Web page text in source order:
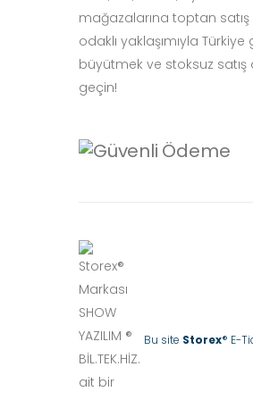
mağazalarına toptan
odaklı yaklaşımıyla
büyütmek ve stoksuz
geçin!
Bu site Storex® E-